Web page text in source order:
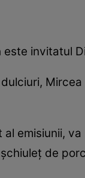
invitatul
emisiunii,
de